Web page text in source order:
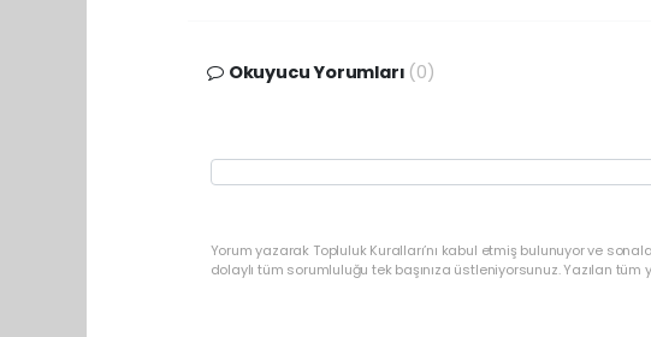
Okuyucu Yorumları (0)
Yorum yazarak Topluluk Kuralları’nı kabul etmiş bulunuyor ve
dolaylı tüm sorumluluğu tek başınıza üstleniyorsunuz. Yazılan